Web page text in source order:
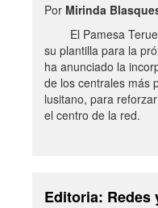
Por Mirinda
El Pamesa Teruel
su plantilla para la
ha anunciado la
de los centrales más
lusitano, para
el centro de la red.
Editoria: Redes